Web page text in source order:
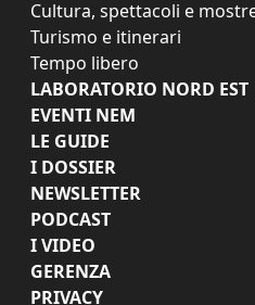
Cultura, spettacoli e
Turismo e itinerari
Tempo libero
LABORATORIO NORD EST
EVENTI NEM
LE GUIDE
I DOSSIER
NEWSLETTER
PODCAST
I VIDEO
GERENZA
PRIVACY